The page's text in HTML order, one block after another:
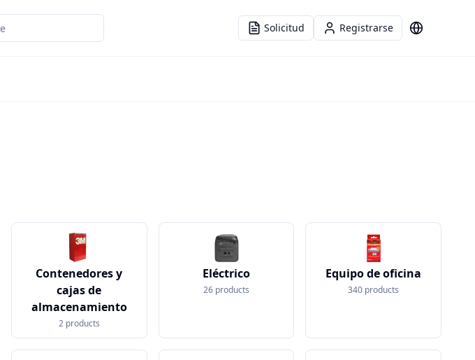
Solicitud Registrarse Idioma
Contenedores y
cajas de
almacenamiento
2 products
Eléctrico
26 products
Equipo de oficina
340 products